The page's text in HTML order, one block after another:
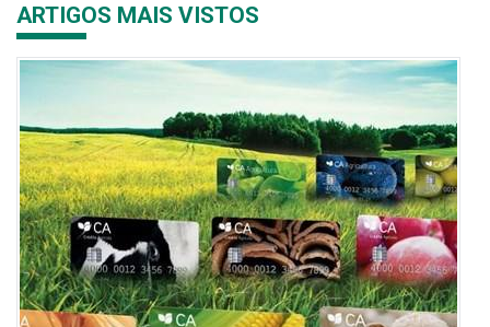
ARTIGOS MAIS VISTOS